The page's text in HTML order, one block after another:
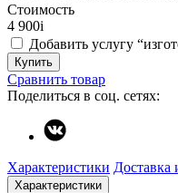
Стоимость
4 900i
Добавить услугу
Купить
Сравнить товар
Поделиться в соц. сетях:
Характеристики Доставка
Характеристики